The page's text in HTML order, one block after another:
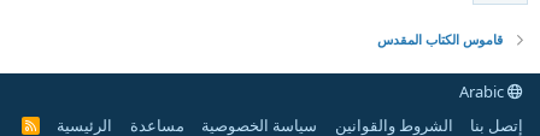
قاموس الكتاب المقدس
إتصل بنا
الشروط والقوانين سياسة الخصوصية مساعدة الرئيسية
R